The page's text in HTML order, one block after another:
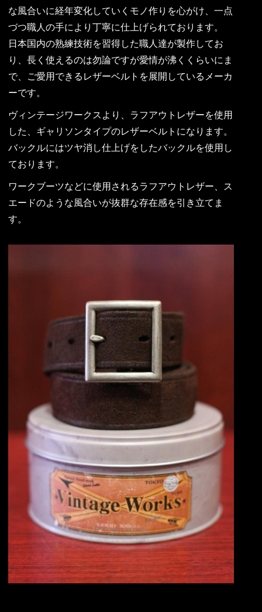
な風合いに経年変化していくモノ作りを心がけ、一点
づつ職人の手により丁寧に仕上げられております。
日本国内の熟練技術を習得した職人達が製作してお
り、長く使えるのは勿論ですが愛情が沸くくらいにま
で、ご愛用できるレザーベルトを展開しているメーカ
ーです。
ヴィンテージワークスより、ラフアウトレザーを使用
した、ギャリソンタイプのレザーベルトになります。
バックルにはツヤ消し仕上げをしたバックルを使用し
ております。
ワークブーツなどに使用されるラフアウトレザー、ス
エードのような風合いが抜群な存在感を引き立てま
す。